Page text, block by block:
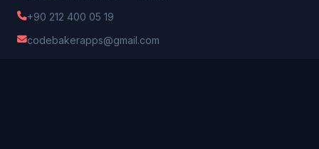
+90 212 400 05 19
codebakerapps@gmail.com